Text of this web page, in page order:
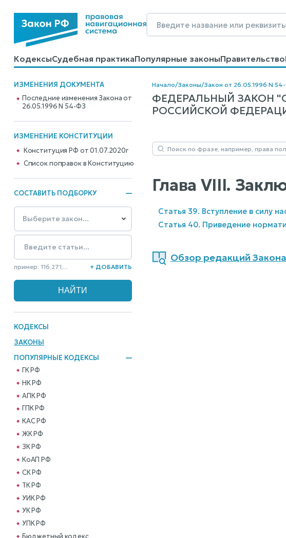
КодексыСудебная практикаПопулярные законыПравительство
КалькуляторыСправочные материалыОбразцы договоров
ИЗМЕНЕНИЯ ДОКУМЕНТА
Последние изменения Закона от
26.05.1996 N 54-ФЗ
ИЗМЕНЕНИЕ КОНСТИТУЦИИ
Конституция РФ от 01.07.2020г
Cписок поправок в Конституцию
СОСТАВИТЬ ПОДБОРКУ
пример: 116,271,... + ДОБАВИТЬ
КОДЕКСЫ
ЗАКОНЫ
ПОПУЛЯРНЫЕ КОДЕКСЫ
ГК РФ
НК РФ
АПК РФ
ГПК РФ
КАС РФ
ЖК РФ
ЗК РФ
КоАП РФ
СК РФ
ТК РФ
УИК РФ
УК РФ
УПК РФ
Начало/Законы/Закон от 26.05.1996 N
ФЕДЕРАЛЬНЫЙ ЗАКОН
РОССИЙСКОЙ
Глава VIII.
Статья 39. Вступление в силу
Статья 40. Приведение
Обзор редакций